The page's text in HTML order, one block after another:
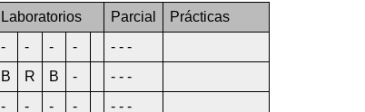
Laboratorios Parcial
Prácticas
- - - -
- - -
B R B -
- - -
- - - -
- - -